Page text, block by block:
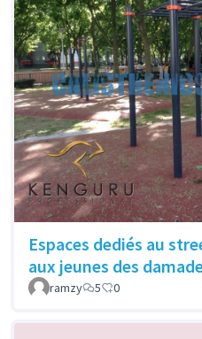
Espaces dediés au
aux jeunes des
ramzy 5 0